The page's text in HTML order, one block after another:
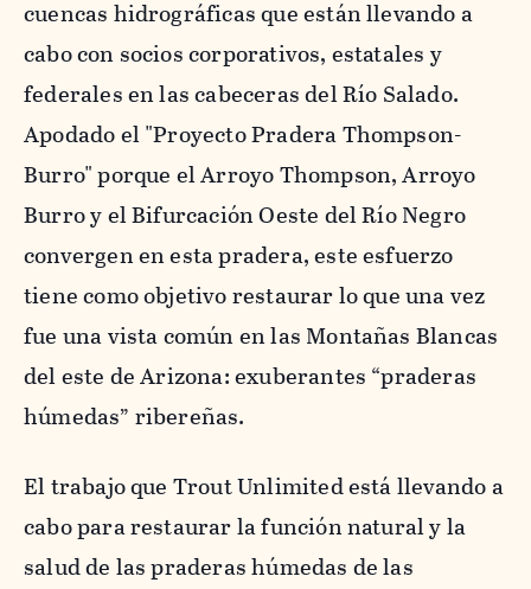
cuencas hidrográficas que están llevando a
cabo con socios corporativos, estatales y
federales en las cabeceras del Río Salado.
Apodado el "Proyecto Pradera Thompson-
Burro" porque el Arroyo Thompson, Arroyo
Burro y el Bifurcación Oeste del Río Negro
convergen en esta pradera, este esfuerzo
tiene como objetivo restaurar lo que una vez
fue una vista común en las Montañas Blancas
del este de Arizona: exuberantes “praderas
húmedas” ribereñas.
El trabajo que Trout Unlimited está llevando a
cabo para restaurar la función natural y la
salud de las praderas húmedas de las